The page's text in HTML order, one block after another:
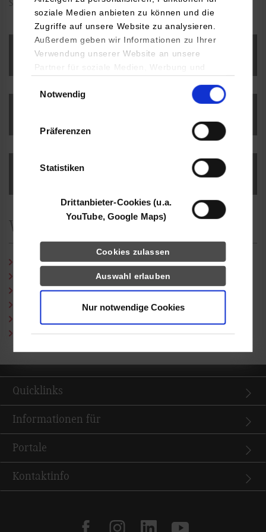
soziale Medien anbieten zu können und die
Zugriffe auf unsere Website zu analysieren.
Außerdem geben wir Informationen zu Ihrer
Verwendung unserer Website an unsere
Partner für soziale Medien, Werbung und
YouTube, Google Maps) führen diese
Daten zusammen, die Sie ihnen bereitgestellt
haben oder die sie im Rahmen Ihrer Nutzung
Notwendig
Präferenzen
Statistiken
Drittanbieter-Cookies (u.a.
YouTube, Google Maps)
Cookies zulassen
Auswahl erlauben
Nur notwendige Cookies
Schweigepflicht sowie den geltenden Datenschutzbestimmungen.
Beratung für Studieninteressierte
Weitere Links
Studieren mit Beeinträchtigung
Vereinbarkeit von Pflege, Beruf oder Studium
Beratungsnetzwerk (Mobbing etc.)
Studienvorbereitung Mathe
Quicklinks
Informationen für
Portale
Kontaktinfo
facebookinstagramlinkedinyoutube